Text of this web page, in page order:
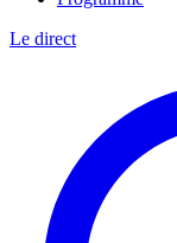
Le direct